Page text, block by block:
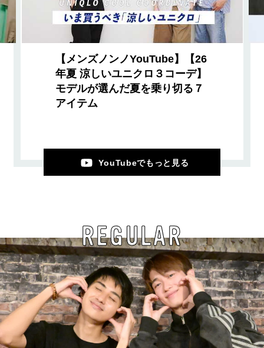
【メンズノンノYouTube】【26
年夏 涼しいユニクロ３コーデ】
モデルが選んだ夏を乗り切る７
アイテム
YouTubeでもっと見る
REGULAR